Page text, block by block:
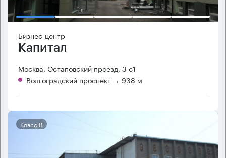
Бизнес-центр
Капитал
Москва, Остаповский проезд, 3 с1
Волгоградский проспект → 938 м
Класс B